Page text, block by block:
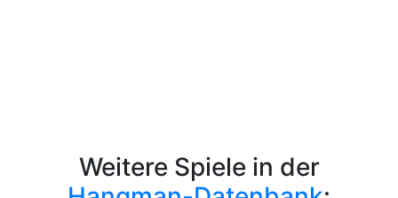
Weitere Spiele in der